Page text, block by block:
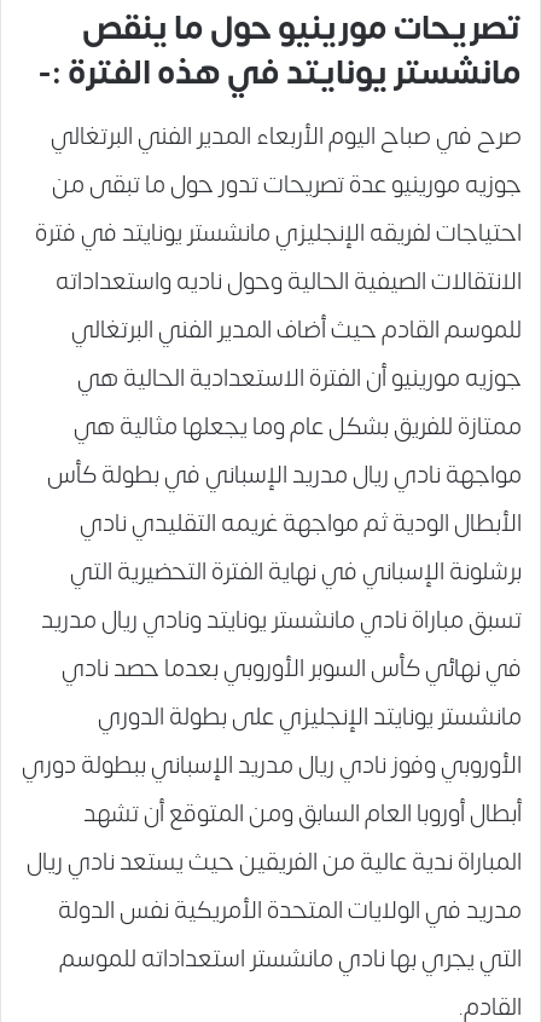
تصريحات مورينيو حول ما ينقص
مانشستر يونايتد في هذه الفترة :-
صرح في صباح اليوم الأربعاء المدير الفني البرتغالي
جوزيه مورينيو عدة تصريحات تدور حول ما تبقى من
احتياجات لفريقه الإنجليزي مانشستر يونايتد في فترة
الانتقالات الصيفية الحالية وحول ناديه واستعداداته
للموسم القادم حيث أضاف المدير الفني البرتغالي
جوزيه مورينيو أن الفترة الاستعدادية الحالية هي
ممتازة للفريق بشكل عام وما يجعلها مثالية هي
مواجهة نادي ريال مدريد الإسباني في بطولة كأس
الأبطال الودية ثم مواجهة غريمه التقليدي نادي
برشلونة الإسباني في نهاية الفترة التحضيرية التي
تسبق مباراة نادي مانشستر يونايتد ونادي ريال مدريد
في نهائي كأس السوبر الأوروبي بعدما حصد نادي
مانشستر يونايتد الإنجليزي على بطولة الدوري
الأوروبي وفوز نادي ريال مدريد الإسباني ببطولة دوري
أبطال أوروبا العام السابق ومن المتوقع أن تشهد
المباراة ندية عالية من الفريقين حيث يستعد نادي ريال
مدريد في الولايات المتحدة الأمريكية نفس الدولة
التي يجري بها نادي مانشستر استعداداته للموسم
القادم.